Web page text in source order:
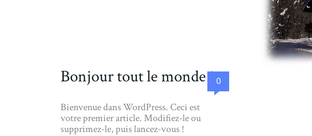
Bonjour tout le monde ! 0
Bienvenue dans WordPress. Ceci est
votre premier article. Modifiez-le ou
supprimez-le, puis lancez-vous !